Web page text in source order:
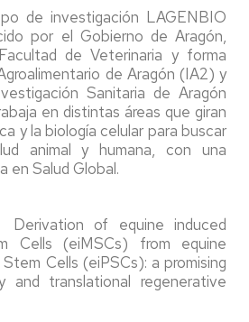
de investigación LAGENBIO
por el Gobierno de Aragón,
de Veterinaria y forma
de Aragón (IA2) y
Sanitaria de Aragón
en distintas áreas que giran
y la biología celular para buscar
animal y humana, con una
en Salud Global.
Derivation of equine induced
Cells (eiMSCs) from equine
Cells (eiPSCs): a promising
translational regenerative